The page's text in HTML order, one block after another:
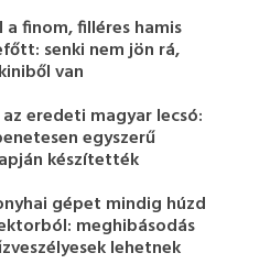
a finom, filléres hamis
senki nem jön rá,
van
eredeti magyar lecsó:
egyszerű
készítették
gépet mindig húzd
meghibásodás
lehetnek